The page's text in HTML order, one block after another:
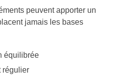
peuvent apporter un
jamais les bases
équilibrée
régulier